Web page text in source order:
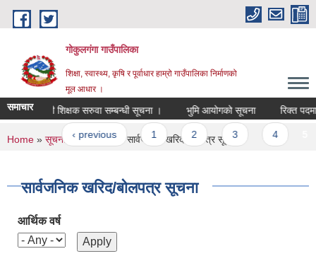
Skip to main content
गोकुलगंगा गाउँपालिका
शिक्षा, स्वास्थ्य, कृषि र पूर्वाधार हाम्रो गाउँपालिका निर्माणको
मूल आधार ।
समाचार
पदमा स्थायी शिक्षक सरुवा सम्बन्धी सूचना । भुमि आयोगको सूचना रिक्त
« first ‹ previous
You are here
Home » सूचना तथा जानकारी» सार्वजनिक खरिद/बोलपत्र सूचना
सार्वजनिक खरिद/बोलपत्र सूचना
आर्थिक वर्ष